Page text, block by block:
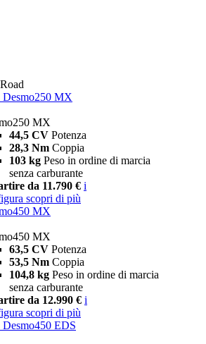
Desmo250 MX
MX
44,5 CV Potenza
28,3 Nm Coppia
103 kg Peso in ordine di marcia
senza carburante
da 11.790 € i
scopri di più
MX
MX
63,5 CV Potenza
53,5 Nm Coppia
104,8 kg Peso in ordine di marcia
senza carburante
da 12.990 € i
scopri di più
Desmo450 EDS